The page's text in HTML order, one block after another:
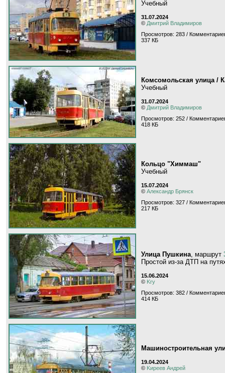
Учебный
31.07.2024
© Дмитрий Владимиров
Просмотров: 283 /
337 КБ
Комсомольская улица /
Учебный
31.07.2024
© Дмитрий Владимиров
Просмотров: 252 /
418 КБ
Кольцо "Химмаш"
Учебный
15.07.2024
© Александр Брянск
Просмотров: 327 /
217 КБ
Улица Пушкина, маршрут
Простой из-за ДТП на
15.06.2024
© Kry
Просмотров: 382 /
414 КБ
Машиностроительная
19.04.2024
© Kиpeeв Aндpeй